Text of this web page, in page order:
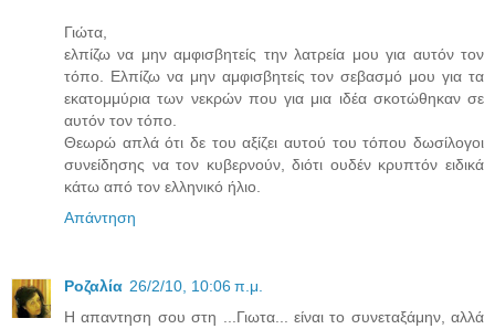
Γιώτα,
ελπίζω να μην αμφισβητείς την λατρεία μου για αυτόν τον
τόπο. Ελπίζω να μην αμφισβητείς τον σεβασμό μου για τα
εκατομμύρια των νεκρών που για μια ιδέα σκοτώθηκαν σε
αυτόν τον τόπο.
Θεωρώ απλά ότι δε του αξίζει αυτού του τόπου δωσίλογοι
συνείδησης να τον κυβερνούν, διότι ουδέν κρυπτόν ειδικά
κάτω από τον ελληνικό ήλιο.
Απάντηση
Ροζαλία 26/2/10, 10:06 π.μ.
Η απαντηση σου στη ...Γιωτα... είναι το συνεταξάμην, αλλά